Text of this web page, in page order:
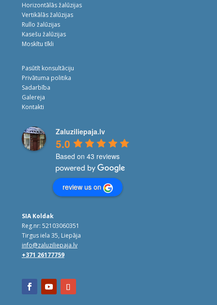
Horizontālās žalūzijas
Vertikālās žalūzijas
Rullo žalūzijas
Kasešu žalūzijas
Moskītu tīkli
Pasūtīt konsultāciju
Privātuma politika
Sadarbība
Galereja
Kontakti
Zaluziliepaja.lv
5.0
Based on 43 reviews
review us on
SIA Koldak
Reg.nr: 52103060351
Tirgus iela 35, Liepāja
info@zaluziliepaja.lv
+371 26177759